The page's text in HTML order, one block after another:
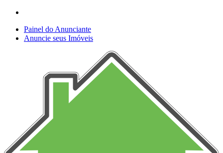
Painel do Anunciante
Anuncie seus Imóveis